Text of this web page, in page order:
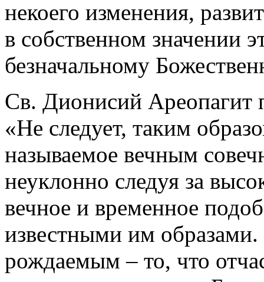
некоего изменения,
в собственном значении
безначальному
Св. Дионисий Ареопагит
«Не следует, таким
называемое вечным
неуклонно следуя за
вечное и временное
известными им
рождаемым – то, что